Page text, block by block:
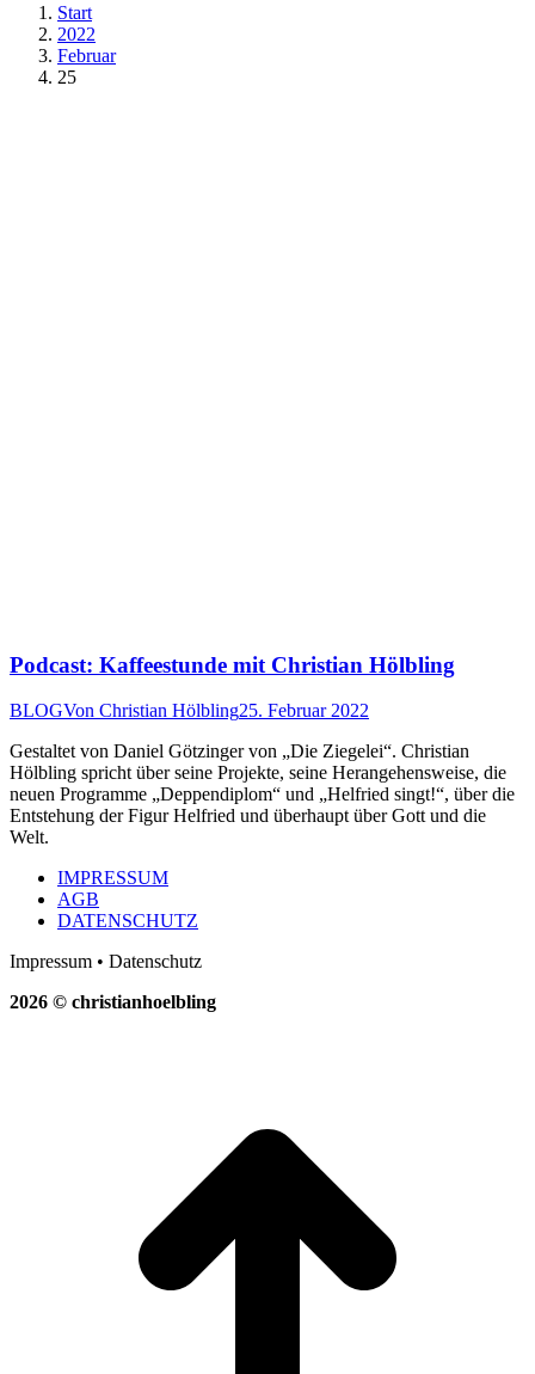
Start
2022
Februar
25
Podcast: Kaffeestunde mit Christian Hölbling
BLOGVon Christian Hölbling25. Februar 2022
Gestaltet von Daniel Götzinger von „Die Ziegelei“. Christian
Hölbling spricht über seine Projekte, seine Herangehensweise, die
neuen Programme „Deppendiplom“ und „Helfried singt!“, über die
Entstehung der Figur Helfried und überhaupt über Gott und die
Welt.
IMPRESSUM
AGB
DATENSCHUTZ
Impressum • Datenschutz
2026 © christianhoelbling